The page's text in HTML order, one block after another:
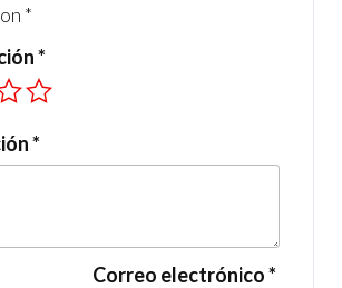
*
*
*
Correo electrónico*